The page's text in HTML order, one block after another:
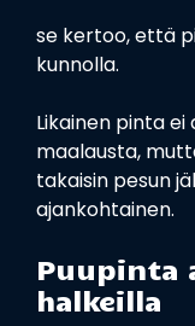
se kertoo, että
kunnolla.
Likainen pinta
maalausta,
takaisin pesun
ajankohtainen.
Puupinta
halkeilla